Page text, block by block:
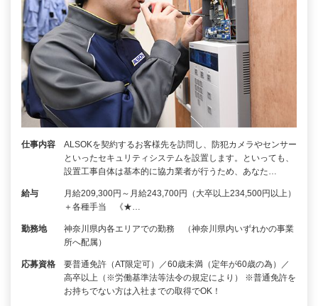
仕事内容
ALSOKを契約するお客様先を訪問し、防犯カメラやセンサー
といったセキュリティシステムを設置します。といっても、
設置工事自体は基本的に協力業者が行うため、あなた…
給与
月給209,300円～月給243,700円（大卒以上234,500円以上）
＋各種手当 《★…
勤務地
神奈川県内各エリアでの勤務 （神奈川県内いずれかの事業
所へ配属）
応募資格
要普通免許（AT限定可）／60歳未満（定年が60歳の為）／
高卒以上（※労働基準法等法令の規定により） ※普通免許を
お持ちでない方は入社までの取得でOK！